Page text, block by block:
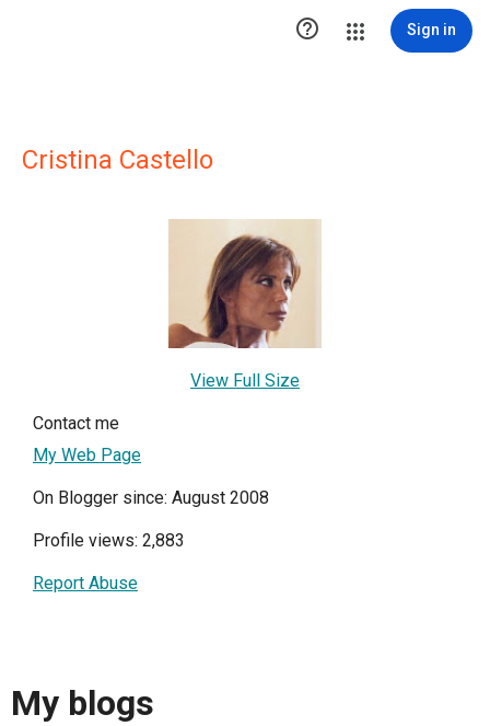
 Sign in
Cristina Castello
View Full Size
Contact me
My Web Page
On Blogger since: August 2008
Profile views: 2,883
Report Abuse
My blogs